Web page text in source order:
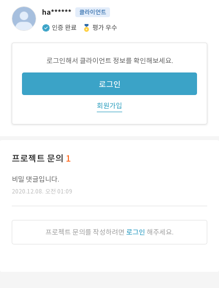
ha****** 클라이언트
인증 완료 평가 우수
로그인해서 클라이언트 정보를 확인해보세요.
로그인
회원가입
프로젝트 문의 1
비밀 댓글입니다.
2020.12.08. 오전 01:09
프로젝트 문의를 작성하려면 로그인 해주세요.